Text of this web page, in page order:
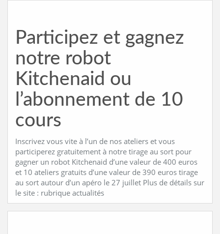
Participez et gagnez
notre robot
Kitchenaid ou
l’abonnement de 10
cours
Inscrivez vous vite à l’un de nos ateliers et vous
participerez gratuitement à notre tirage au sort pour
gagner un robot Kitchenaid d’une valeur de 400 euros
et 10 ateliers gratuits d’une valeur de 390 euros tirage
au sort autour d’un apéro le 27 juillet Plus de détails sur
le site : rubrique actualités